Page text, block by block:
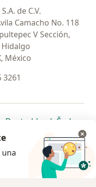
de C.V.
Camacho No. 118
V Sección,
México
3261
nueva pestaña
en una nueva pestaña
se abre en una nueva
Deutschlandse abre en
Česko
pestaña
una nueva pestaña
en una nueva pestaña
se abre en una nueva
se abre en
se
se abre en una nueva
- Encuentra tu